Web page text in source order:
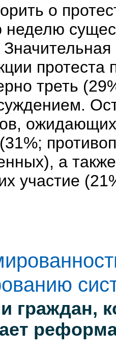
о
треть
а
участие
граждан,